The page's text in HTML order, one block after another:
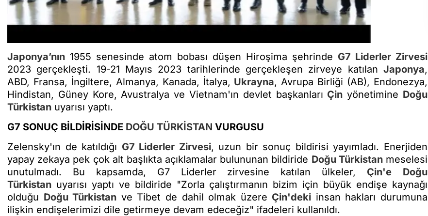
Japonya’nın 1955 senesinde atom bobası düşen Hiroşima şehrinde G7 Liderler Zirvesi
2023 gerçekleşti. 19-21 Mayıs 2023 tarihlerinde gerçekleşen zirveye katılan Japonya,
ABD, Fransa, İngiltere, Almanya, Kanada, İtalya, Ukrayna, Avrupa Birliği (AB), Endonezya,
Hindistan, Güney Kore, Avustralya ve Vietnam'ın devlet başkanları Çin yönetimine Doğu
Türkistan uyarısı yaptı.
G7 SONUÇ BİLDİRİSİNDE DOĞU TÜRKİSTAN VURGUSU
Zelensky'ın de katıldığı G7 Liderler Zirvesi, uzun bir sonuç bildirisi yayımladı. Enerjiden
yapay zekaya pek çok alt başlıkta açıklamalar bulununan bildiride Doğu Türkistanmeselesi
unutulmadı. Bu kapsamda, G7 Liderler zirvesine katılan ülkeler, Çin'e
Doğu
Türkistan uyarısı yaptı ve bildiride "Zorla çalıştırmanın bizim için büyük endişe kaynağı
olduğu Doğu Türkistan ve Tibet de dahil olmak üzere Çin'deki insan hakları durumuna
ilişkin endişelerimizi dile getirmeye devam edeceğiz" ifadeleri kullanıldı.